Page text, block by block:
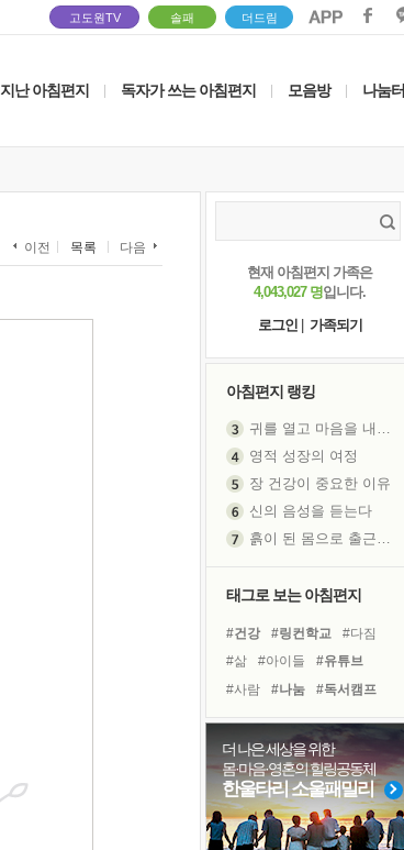
고도원TV 솔패 더드림
지난 아침편지 독자가 쓰는 아침편지 모음방 나눔터
이전 목록 다음
현재 아침편지 가족은
4,043,027 명입니다.
로그인
가족되기
아침편지 랭킹
영적 성장의 여정
장 건강이 중요한 이유
신의 음성을 듣는다
극과 극의 양 끝단
아픈 아버지를 위한 공간 설계
슬럼프
보고 싶은 어머니
유년 시절의 부산 영도 바다
태그로 보는 아침편지
#건강 #링컨학교
#다짐
#삶
#아이들
#유튜브
#사람
#나눔
#독서캠프
#극복
#바이러스
#희망
#친구
#독서
#명상
#비전캠프
#계획
#선택
#경험
#면역력 #도움
더 나은 세상을 위한
몸·마음·영혼의 힐링공동체
한울타리 소울패밀리